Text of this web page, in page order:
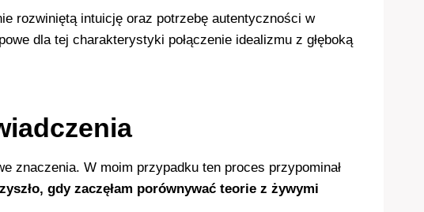
rozwiniętą intuicję oraz potrzebę autentyczności w
dla tej charakterystyki połączenie idealizmu z głęboką
znaczenia. W moim przypadku ten proces przypominał
gdy zaczęłam porównywać teorie z żywymi